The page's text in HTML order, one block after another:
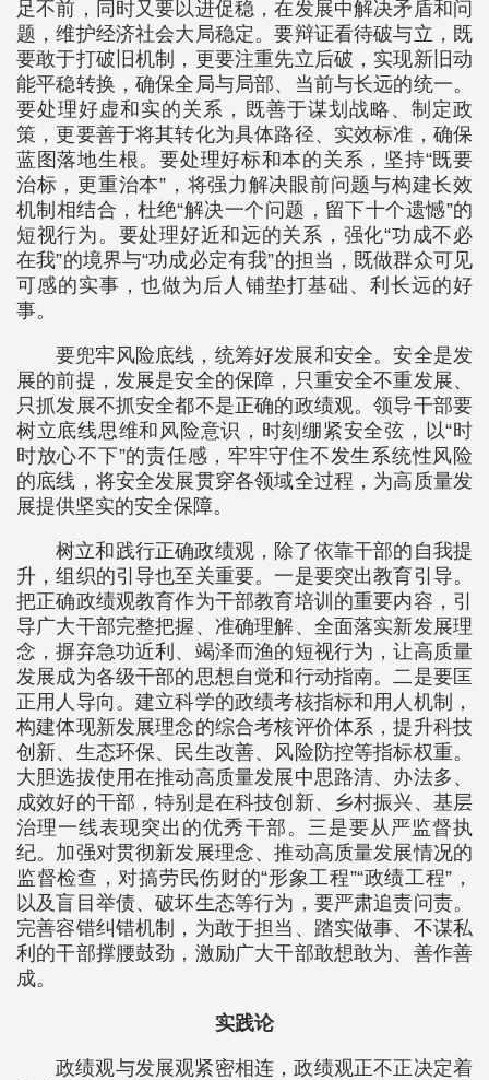
足不前，同时又要以进促稳，在发展中解决矛盾和问
题，维护经济社会大局稳定。要辩证看待破与立，既
要敢于打破旧机制，更要注重先立后破，实现新旧动
能平稳转换，确保全局与局部、当前与长远的统一。
要处理好虚和实的关系，既善于谋划战略、制定政
策，更要善于将其转化为具体路径、实效标准，确保
蓝图落地生根。要处理好标和本的关系，坚持“既要
治标，更重治本”，将强力解决眼前问题与构建长效
机制相结合，杜绝“解决一个问题，留下十个遗憾”的
短视行为。要处理好近和远的关系，强化“功成不必
在我”的境界与“功成必定有我”的担当，既做群众可见
可感的实事，也做为后人铺垫打基础、利长远的好
事。
要兜牢风险底线，统筹好发展和安全。安全是发
展的前提，发展是安全的保障，只重安全不重发展、
只抓发展不抓安全都不是正确的政绩观。领导干部要
树立底线思维和风险意识，时刻绷紧安全弦，以“时
时放心不下”的责任感，牢牢守住不发生系统性风险
的底线，将安全发展贯穿各领域全过程，为高质量发
展提供坚实的安全保障。
树立和践行正确政绩观，除了依靠干部的自我提
升，组织的引导也至关重要。一是要突出教育引导。
把正确政绩观教育作为干部教育培训的重要内容，引
导广大干部完整把握、准确理解、全面落实新发展理
念，摒弃急功近利、竭泽而渔的短视行为，让高质量
发展成为各级干部的思想自觉和行动指南。二是要匡
正用人导向。建立科学的政绩考核指标和用人机制，
构建体现新发展理念的综合考核评价体系，提升科技
创新、生态环保、民生改善、风险防控等指标权重。
大胆选拔使用在推动高质量发展中思路清、办法多、
成效好的干部，特别是在科技创新、乡村振兴、基层
治理一线表现突出的优秀干部。三是要从严监督执
纪。加强对贯彻新发展理念、推动高质量发展情况的
监督检查，对搞劳民伤财的“形象工程”“政绩工程”，
以及盲目举债、破坏生态等行为，要严肃追责问责。
完善容错纠错机制，为敢于担当、踏实做事、不谋私
利的干部撑腰鼓劲，激励广大干部敢想敢为、善作善
成。
实践论
政绩观与发展观紧密相连，政绩观正不正决定着